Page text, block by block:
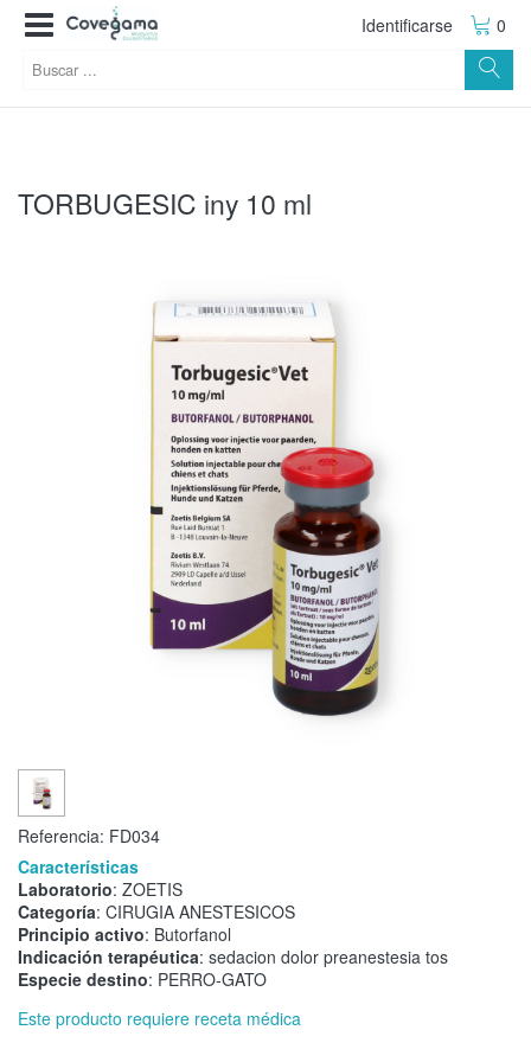
Identificarse 0
TORBUGESIC iny 10 ml
Referencia: FD034
Características
Laboratorio: ZOETIS
Categoría: CIRUGIA ANESTESICOS
Principio activo: Butorfanol
Indicación terapéutica: sedacion dolor preanestesia tos
Especie destino: PERRO-GATO
Este producto requiere receta médica